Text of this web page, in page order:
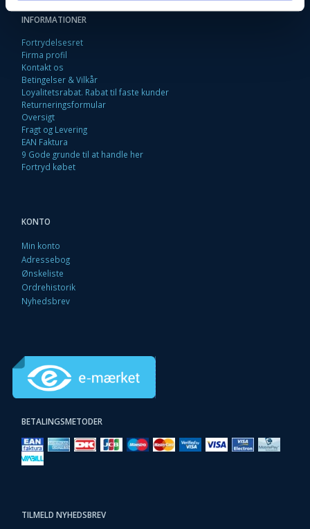
INFORMATIONER
Fortrydelsesret
Firma profil
Kontakt os
Betingelser & Vilkår
Loyalitetsrabat. Rabat til faste kunder
Returneringsformular
Oversigt
Fragt og Levering
EAN Faktura
9 Gode grunde til at handle her
Fortryd købet
KONTO
Min konto
Adressebog
Ønskeliste
Ordrehistorik
Nyhedsbrev
BETALINGSMETODER
TILMELD NYHEDSBREV